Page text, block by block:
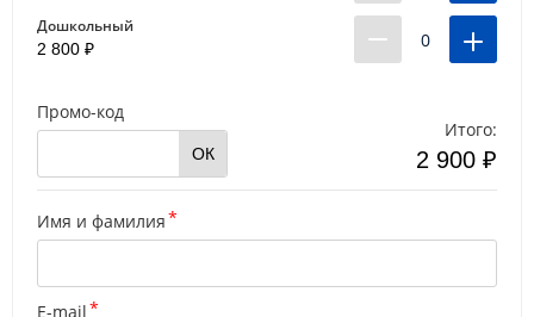
Дошкольный
2 800 ₽ 0
Промо-код
ОК
Итого:
2 900 ₽
Имя и фамилия
E-mail